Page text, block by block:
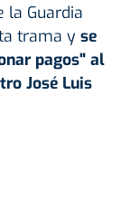
la Guardia
trama y se
pagos" al
José Luis